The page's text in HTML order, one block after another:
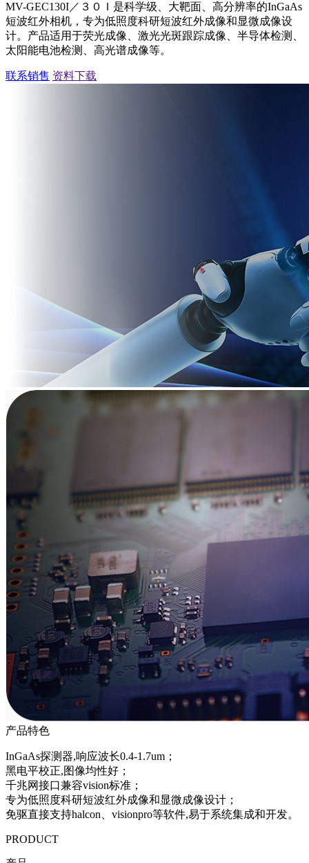
MV-GEC130I／３０Ｉ是科学级、大靶面、高分辨率的InGaAs
短波红外相机，专为低照度科研短波红外成像和显微成像设
计。产品适用于荧光成像、激光光斑跟踪成像、半导体检测、
太阳能电池检测、高光谱成像等。
联系销售 资料下载
产品特色
InGaAs探测器,响应波长0.4-1.7um；
黑电平校正,图像均性好；
千兆网接口兼容vision标准；
专为低照度科研短波红外成像和显微成像设计；
免驱直接支持halcon、visionpro等软件,易于系统集成和开发。
PRODUCT